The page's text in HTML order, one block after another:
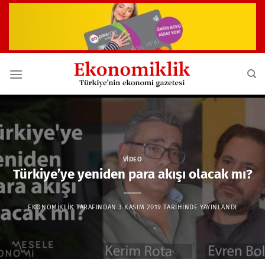
VIDEO
Türkiye’ye yeniden para akışı olacak mı?
EKONOMIKLIKTARAFINDAN 3 KASIM 2019 TARIHINDE YAYINLANDI